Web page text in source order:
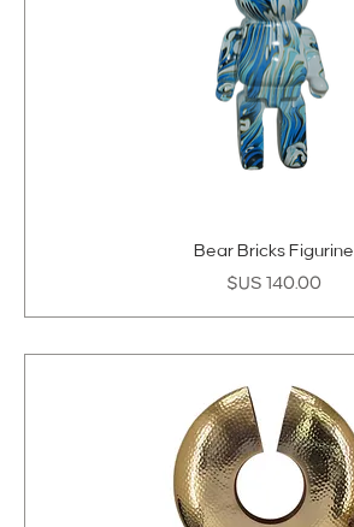
Bear Bricks Figurine
السعر‏140.00 US$